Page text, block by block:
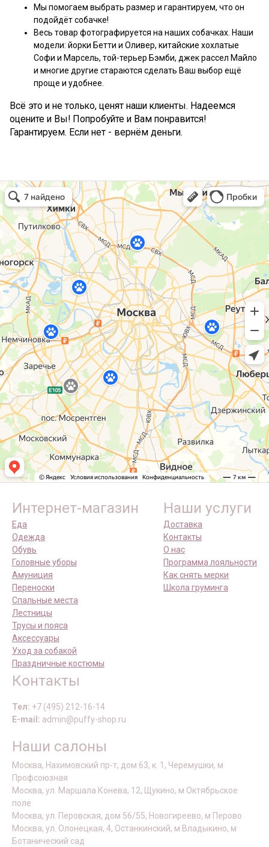
Мы помогаем выбрать размер и гарантируем, что он
подойдёт собачке!
Весь товар фотографируется на наших собачках. Наши
модели: йорки Бетти и Оливер, китайские хохлатые
Софи и Марсель, той-терьер Бэмби, джек рассел Майло
и многие другие стараются сделать Ваш выбор ещё
проще и удобнее.
Всё это и не только, ценят наши клиенты. Надеемся
оцените и Вы! Попробуйте и Вам понравится!
Гарантируем. Если нет - вернём деньги.
Интернет-магазин
Еда
Одежда
Обувь
Головные уборы
Амуниция
Переноски
Спальные места
Лестницы
Трусы и пояса
Аксессуары
Уход за собакой
Праздничные костюмы
Наши услуги
Доставка
Контакты
О нас
Программа лояльности
Как снять мерки
Школа груминга
Контакты
Тел: +7 (495) 212-16-14
E-mail: admin@puffy-shop.ru
Наши салоны
Москва, Нахимовский пр-т, дом 63, к. 1, Черемушки, м
Профсоюзная
Москва, ул. Маршала Конева, 12, Щукино, м Октябрьское
поле
Москва, ул. Перовская, дом 56/55, Новогиреево, м Перово
Москва, ул. Олонецкая, 4, Останкинский, м Владыкино, м
Ботанический сад